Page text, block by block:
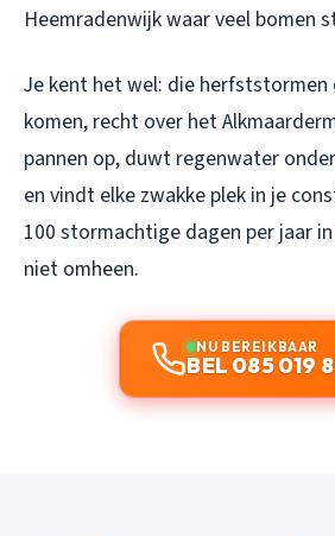
Heemradenwijk waar veel bomen
Je kent het wel: die
komen, recht over het
pannen op, duwt regenwater
en vindt elke zwakke plek in je
100 stormachtige dagen per jaar
niet omheen.
NU BEREIKBAAR
BEL 085 019